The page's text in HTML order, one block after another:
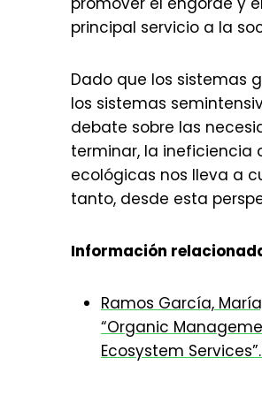
principal servicio a la
Dado que los sistemas
los sistemas
debate sobre las
terminar, la ineficiencia
ecológicas nos lleva a
tanto, desde esta
Información
Ramos García,
“Organic
Ecosystem